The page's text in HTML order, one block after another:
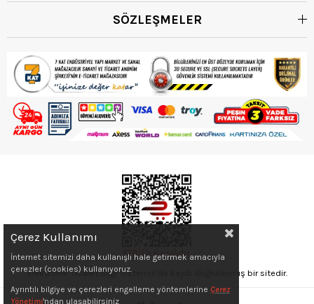
SÖZLEŞMELER
Elektronik Ticaret Bilgi Sistemin'de kaydı doğrulanmış bir sitedir.
Çerez Kullanımı
İnternet sitemizi daha kullanışlı hale getirmek amacıyla
çerezler (cookies) kullanıyoruz.
Ayrıntılı bilgiye ve çerezleri engelleme yöntemlerine Çerez
Yönetimi'ndan ulaşabilirsiniz